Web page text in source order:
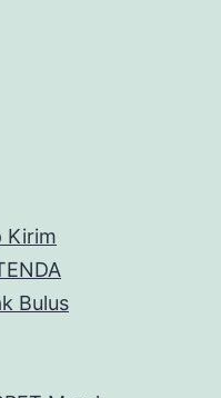
Kirim
Bulus